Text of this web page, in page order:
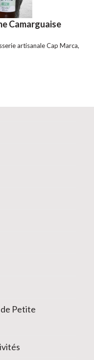
Camarguaise
artisanale Cap Marca,
Petite